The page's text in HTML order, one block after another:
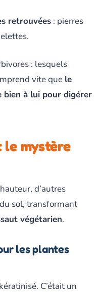
retrouvées : pierres
: lesquels
vite que le
bien à lui pour digérer
le mystère
d’autres
sol, transformant
végétarien.
les plantes
C’était un